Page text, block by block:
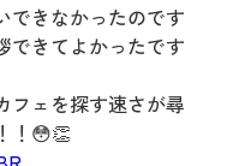
できなかったのです
できてよかったです
フェを探す速さが尋
！😳👏